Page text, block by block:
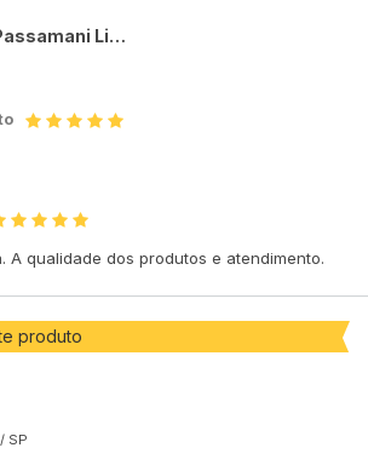
Patricia Marcele Passamani Lima
A qualidade dos produtos e atendimento.
produto
SP